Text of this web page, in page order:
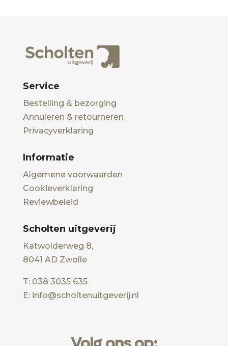
Service
Bestelling & bezorging
Annuleren & retourneren
Privacyverklaring
Informatie
Algemene voorwaarden
Cookieverklaring
Reviewbeleid
Scholten uitgeverij
Katwolderweg 8,
8041 AD Zwolle
T: 038 3035 635
E: info@scholtenuitgeverij.nl